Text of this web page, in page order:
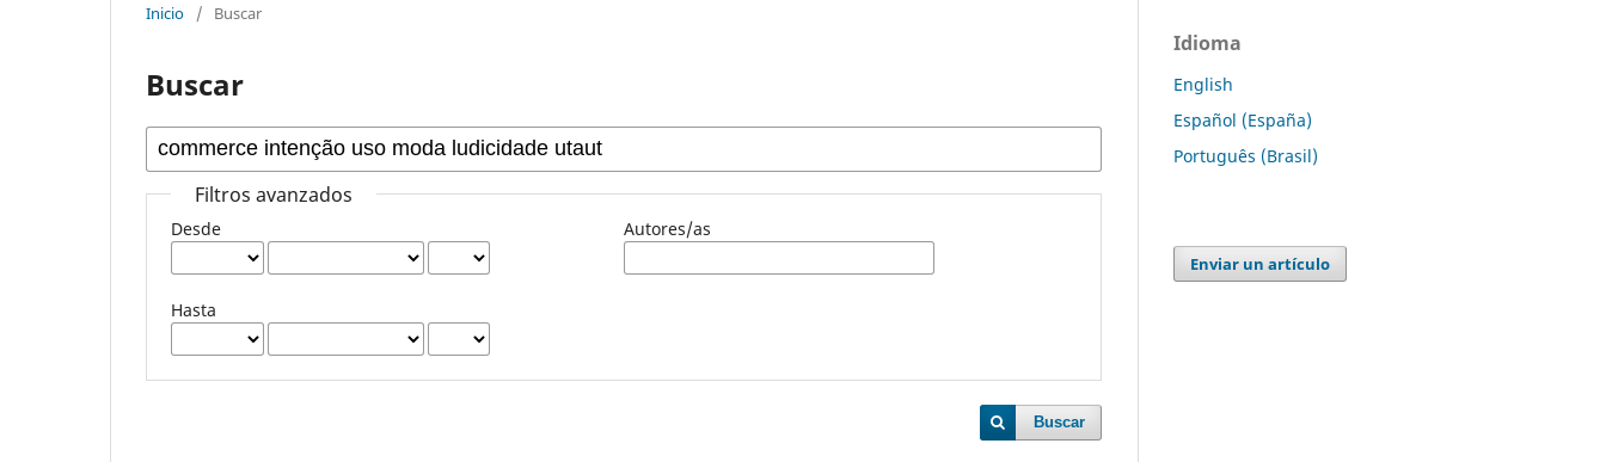
Inicio / Buscar
Buscar
Filtros avanzados
Desde
Hasta
Autores/as
Buscar
Idioma
English
Español (España)
Português (Brasil)
Enviar un artículo